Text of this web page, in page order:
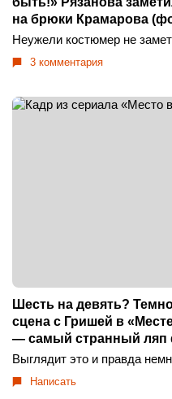
на брюки Крамарова
Неужели костюмер не
3 комментария
Шесть на девять?
сцена с Гришей в
— самый странный ляп
Выглядит это и правда
Написать